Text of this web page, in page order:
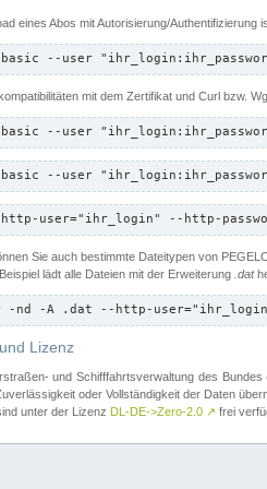
eines Abos mit Autorisierung/Authentifizierung
--user
mit dem Zertifikat und Curl bzw.
--user
--user
user="ihr_login" --http-
Sie auch bestimmte Dateitypen von
lädt alle Dateien mit der Erweiterung .dat
-nd -A .dat --http-
Lizenz
und Schifffahrtsverwaltung des
oder Vollständigkeit der Daten
unter der Lizenz DL-DE->Zero-2.0 ↗ frei